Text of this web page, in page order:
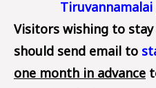
Visitors wishing to
should send email to
one month in advance